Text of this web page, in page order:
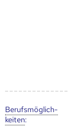
Berufs­möglich­
keiten: